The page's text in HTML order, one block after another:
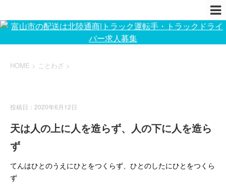
HOME > ことわざ >
投稿日：2020年6月12日
天は人の上に人を造らず、人の下に人を造ら
ず
てんはひとのうえにひとをつくらず、ひとのしたにひとをつくら
ず